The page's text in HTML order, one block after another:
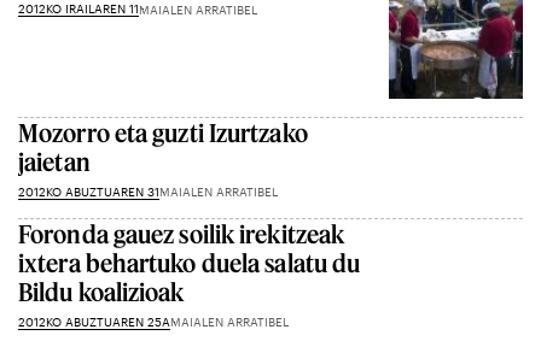
2012KO IRAILAREN 11MAIALEN ARRATIBEL
Mozorro eta guzti Izurtzako
jaietan
2012KO ABUZTUAREN 31MAIALEN ARRATIBEL
Foronda gauez soilik irekitzeak
ixtera behartuko duela salatu du
Bildu koalizioak
2012KO ABUZTUAREN 25AMAIALEN ARRATIBEL